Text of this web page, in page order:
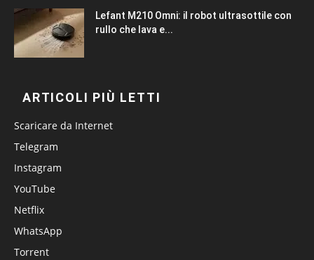
Lefant M210 Omni: il robot ultrasottile con
rullo che lava e...
ARTICOLI PIÙ LETTI
Scaricare da Internet
Telegram
Instagram
YouTube
Netflix
WhatsApp
Torrent